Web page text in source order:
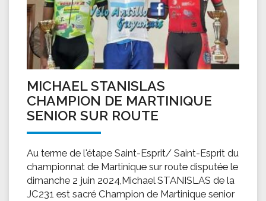
MICHAEL STANISLAS
CHAMPION DE MARTINIQUE
SENIOR SUR ROUTE
Au terme de l'étape Saint-Esprit/ Saint-Esprit du
championnat de Martinique sur route disputée le
dimanche 2 juin 2024,Michael STANISLAS de la
JC231 est sacré Champion de Martinique senior